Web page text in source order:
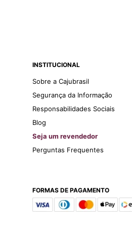
INSTITUCIONAL
Sobre a Cajubrasil
Segurança da Informação
Responsabilidades Sociais
Blog
Seja um revendedor
Perguntas Frequentes
FORMAS DE PAGAMENTO